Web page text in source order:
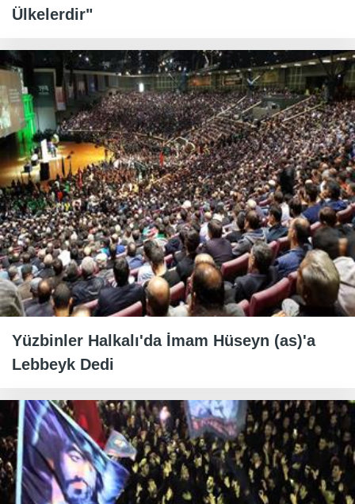
Ülkelerdir"
Yüzbinler Halkalı'da İmam Hüseyn (as)'a
Lebbeyk Dedi